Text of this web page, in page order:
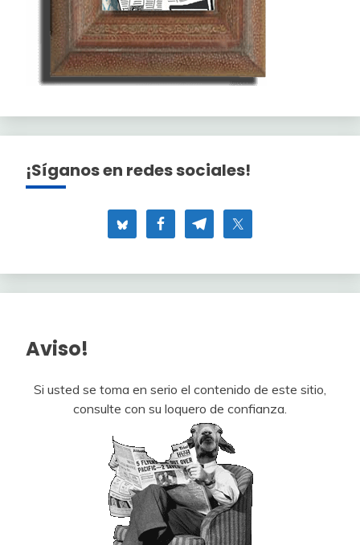
¡Síganos en redes sociales!
Aviso!
Si usted se toma en serio el contenido de este sitio,
consulte con su loquero de confianza.